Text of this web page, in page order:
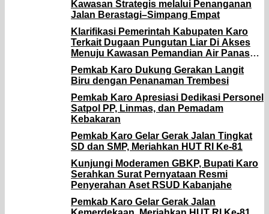
Kawasan Strategis melalui Penanganan
Jalan Berastagi–Simpang Empat
Klarifikasi Pemerintah Kabupaten Karo
Terkait Dugaan Pungutan Liar Di Akses
Menuju Kawasan Pemandian Air Panas
Semangat Gunung – Doulu
Pemkab Karo Dukung Gerakan Langit
Biru dengan Penanaman Trembesi
Pemkab Karo Apresiasi Dedikasi Personel
Satpol PP, Linmas, dan Pemadam
Kebakaran
Pemkab Karo Gelar Gerak Jalan Tingkat
SD dan SMP, Meriahkan HUT RI Ke-81
Kunjungi Moderamen GBKP, Bupati Karo
Serahkan Surat Pernyataan Resmi
Penyerahan Aset RSUD Kabanjahe
Pemkab Karo Gelar Gerak Jalan